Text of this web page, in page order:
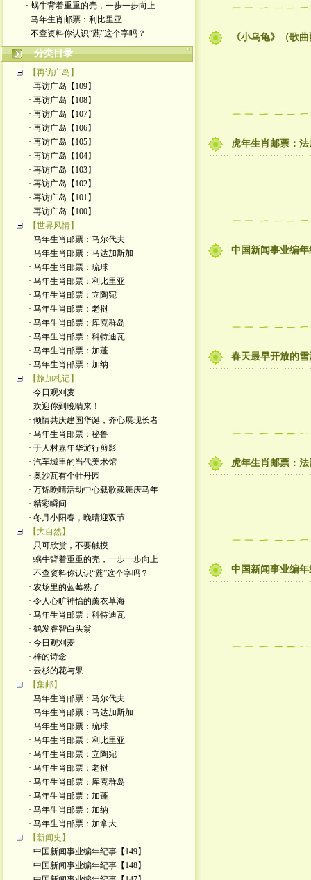
· 蜗牛背着重重的壳，一步一步向上
· 马年生肖邮票：利比里亚
· 不查资料你认识“藨”这个字吗？
分类目录
【再访广岛】
· 再访广岛【109】
· 再访广岛【108】
· 再访广岛【107】
· 再访广岛【106】
· 再访广岛【105】
· 再访广岛【104】
· 再访广岛【103】
· 再访广岛【102】
· 再访广岛【101】
· 再访广岛【100】
【世界风情】
· 马年生肖邮票：马尔代夫
· 马年生肖邮票：马达加斯加
· 马年生肖邮票：琉球
· 马年生肖邮票：利比里亚
· 马年生肖邮票：立陶宛
· 马年生肖邮票：老挝
· 马年生肖邮票：库克群岛
· 马年生肖邮票：科特迪瓦
· 马年生肖邮票：加蓬
· 马年生肖邮票：加纳
【旅加札记】
· 今日观刈麦
· 欢迎你到晚晴来！
· 倾情共庆建国华诞，齐心展现长者
· 马年生肖邮票：秘鲁
· 于人村嘉年华游行剪影
· 汽车城里的当代美术馆
· 奥沙瓦有个牡丹园
· 万锦晚晴活动中心载歌载舞庆马年
· 精彩瞬间
· 冬月小阳春，晚晴迎双节
【大自然】
· 只可欣赏，不要触摸
· 蜗牛背着重重的壳，一步一步向上
· 不查资料你认识“藨”这个字吗？
· 农场里的蓝莓熟了
· 令人心旷神怡的薰衣草海
· 马年生肖邮票：科特迪瓦
· 鹤发睿智白头翁
· 今日观刈麦
· 梓的诗念
· 云杉的花与果
【集邮】
· 马年生肖邮票：马尔代夫
· 马年生肖邮票：马达加斯加
· 马年生肖邮票：琉球
· 马年生肖邮票：利比里亚
· 马年生肖邮票：立陶宛
· 马年生肖邮票：老挝
· 马年生肖邮票：库克群岛
· 马年生肖邮票：加蓬
· 马年生肖邮票：加纳
· 马年生肖邮票：加拿大
【新闻史】
· 中国新闻事业编年纪事【149】
· 中国新闻事业编年纪事【148】
《小乌龟》（歌
虎年生肖邮票：
中国新闻事业编年
春天最早开放的雪
虎年生肖邮票：法
中国新闻事业编年